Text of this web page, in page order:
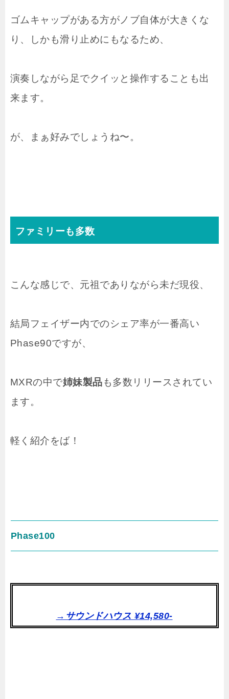
ゴムキャップがある方がノブ自体が大きくな
り、しかも滑り止めにもなるため、
演奏しながら足でクイッと操作することも出
来ます。
が、まぁ好みでしょうね〜。
ファミリーも多数
こんな感じで、元祖でありながら未だ現役、
結局フェイザー内でのシェア率が一番高い
Phase90ですが、
MXRの中で姉妹製品も多数リリースされてい
ます。
軽く紹介をば！
Phase100
→サウンドハウス ¥14,580-